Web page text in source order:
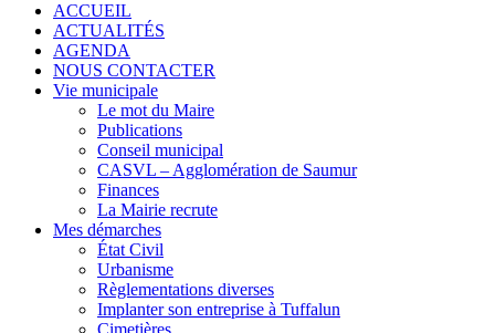
ACCUEIL
ACTUALITÉS
AGENDA
NOUS CONTACTER
Vie municipale
Le mot du Maire
Publications
Conseil municipal
CASVL – Agglomération de Saumur
Finances
La Mairie recrute
Mes démarches
État Civil
Urbanisme
Règlementations diverses
Implanter son entreprise à Tuffalun
Cimetières